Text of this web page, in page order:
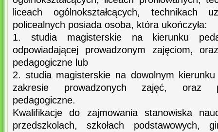
liceach ogólnokształcących, technikach
policealnych posiada osoba, która ukończyła:
1. studia magisterskie na kierunku
odpowiadającej prowadzonym zajęciom,
pedagogiczne lub
2. studia magisterskie na dowolnym
zakresie prowadzonych zajęć, oraz
pedagogiczne.
Kwalifikacje do zajmowania stanowiska
przedszkolach, szkołach podstawowych,